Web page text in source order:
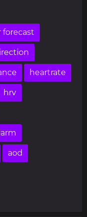
forecast
heartrate
hrv
aod